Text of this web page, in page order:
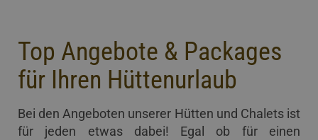
Top Angebote & Packages
für Ihren Hüttenurlaub
Bei den Angeboten unserer Hütten und Chalets ist
für jeden etwas dabei! Egal ob für einen